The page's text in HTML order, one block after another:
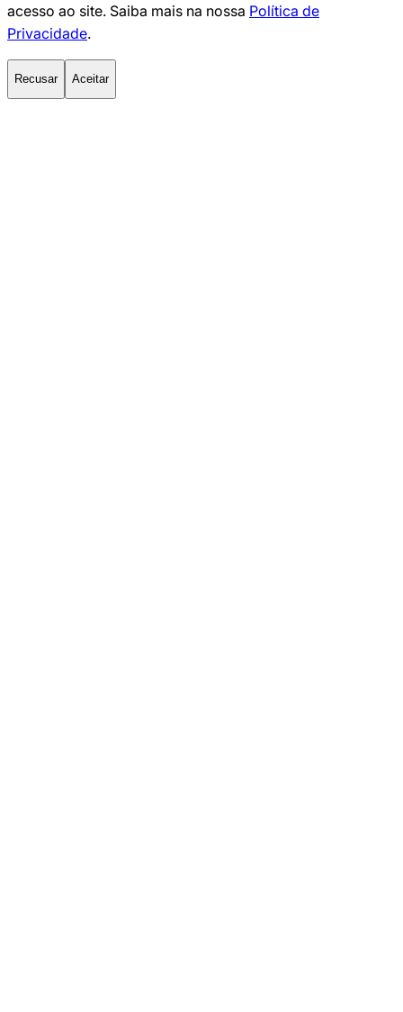
acesso ao site. Saiba mais na nossa Política de
Privacidade.
Recusar Aceitar